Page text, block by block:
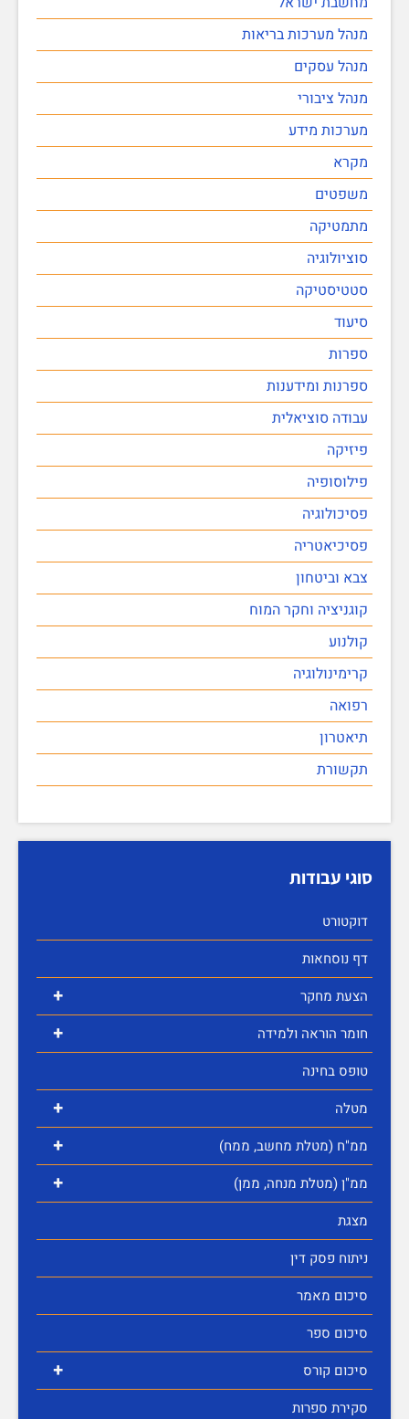
מנהל מערכות בריאות
מנהל עסקים
מנהל ציבורי
מערכות מידע
מקרא
משפטים
מתמטיקה
סוציולוגיה
סטטיסטיקה
סיעוד
ספרות
ספרנות ומידענות
עבודה סוציאלית
פיזיקה
פילוסופיה
פסיכולוגיה
פסיכיאטריה
צבא וביטחון
קוגניציה וחקר המוח
קולנוע
קרימינולוגיה
רפואה
תיאטרון
תקשורת
סוגי עבודות
דוקטורט
דף נוסחאות
+ הצעת מחקר
+
חומר הוראה ולמידה
טופס בחינה
+ מטלה
+ ממ"ח (מטלת מחשב, ממח)
+
ממ"ן (מטלת מנחה, ממן)
מצגת
ניתוח פסק דין
סיכום מאמר
סיכום ספר
+
סיכום קורס
סקירת ספרות